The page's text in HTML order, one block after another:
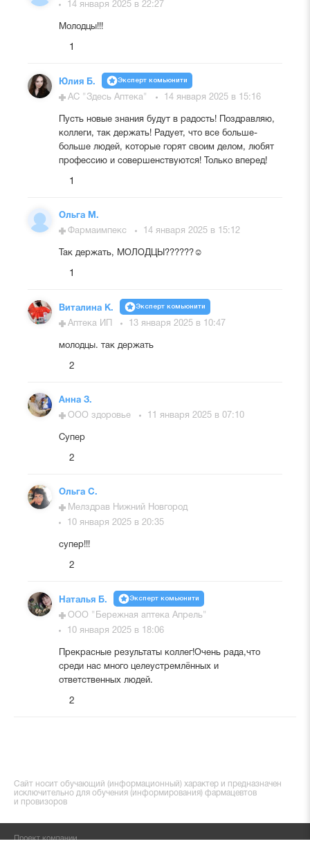
14 января 2025 в 22:27
Молодцы!!!
1
Юлия Б. Эксперт комьюнити
АС "Здесь Аптека" 14 января 2025 в 15:16
Пусть новые знания будут в радость! Поздравляю,
коллеги, так держать! Радует, что все больше-
больше людей, которые горят своим делом, любят
профессию и совершенствуются! Только вперед!
1
Ольга М.
Фармаимпекс
14 января 2025 в 15:12
Так держать, МОЛОДЦЫ??????☺️
1
Виталина К. Эксперт комьюнити
Аптека ИП 13 января 2025 в 10:47
молодцы. так держать
2
Анна З.
ООО здоровье
11 января 2025 в 07:10
Супер
2
Ольга С.
Мелздрав Нижний Новгород
10 января 2025 в 20:35
супер!!!
2
Наталья Б. Эксперт комьюнити
ООО "Бережная аптека Апрель"
10 января 2025 в 18:06
Прекрасные результаты коллег!Очень рада,что
среди нас много целеустремлённых и
ответственных людей.
2
Сайт носит обучающий (информационный) характер и предназначен
исключительно для обучения (информирования) фармацевтов
и провизоров